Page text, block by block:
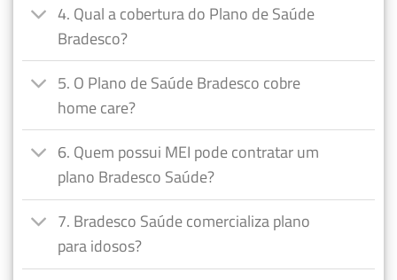
4. Qual a cobertura do Plano de Saúde
Bradesco?
5. O Plano de Saúde Bradesco cobre
home care?
6. Quem possui MEI pode contratar um
plano Bradesco Saúde?
7. Bradesco Saúde comercializa plano
para idosos?